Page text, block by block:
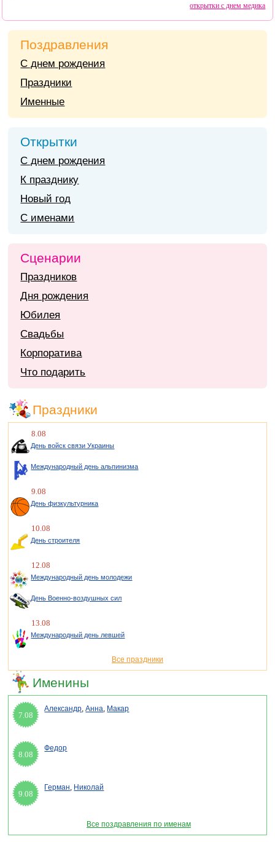
открытки с днем медика
Поздравления
С днем рождения
Праздники
Именные
Открытки
С днем рождения
К празднику
Новый год
С именами
Сценарии
Праздников
Дня рождения
Юбилея
Свадьбы
Корпоратива
Что подарить
Праздники
8.08
День войск связи Украины
Международный день альпинизма
9.08
День физкультурника
10.08
День строителя
12.08
Международный день молодежи
День Военно-воздушных сил
13.08
Международный день левшей
Все праздники
Именины
7.08
Александр,Анна, Макар
8.08
Федор
9.08
Герман, Николай
Все поздравления по именам